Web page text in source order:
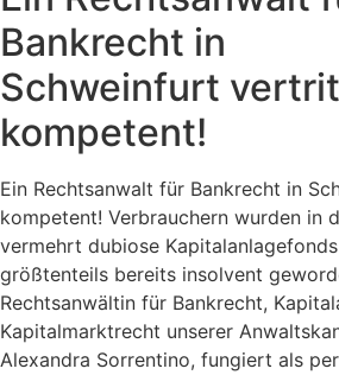
Bankrecht in
Schweinfurt
kompetent!
Ein Rechtsanwalt für Bankrecht in
kompetent! Verbrauchern wurden in
vermehrt dubiose
größtenteils bereits insolvent
Rechtsanwältin für Bankrecht,
Kapitalmarktrecht unserer
Alexandra Sorrentino, fungiert als